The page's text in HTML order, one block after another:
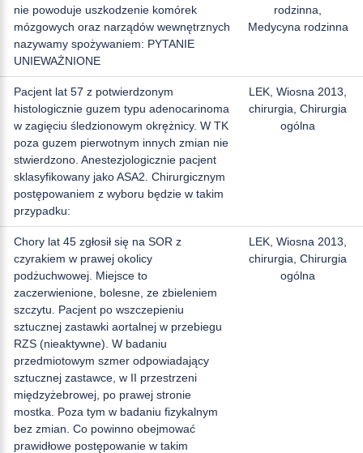
nie powoduje uszkodzenie komórek
mózgowych oraz narządów wewnętrznych
nazywamy spożywaniem: PYTANIE
UNIEWAŻNIONE
rodzinna,
Medycyna rodzinna
Pacjent lat 57 z potwierdzonym
histologicznie guzem typu adenocarinoma
w zagięciu śledzionowym okrężnicy. W TK
poza guzem pierwotnym innych zmian nie
stwierdzono. Anestezjologicznie pacjent
sklasyfikowany jako ASA2. Chirurgicznym
postępowaniem z wyboru będzie w takim
przypadku:
LEK, Wiosna 2013,
chirurgia, Chirurgia
ogólna
Chory lat 45 zgłosił się na SOR z
czyrakiem w prawej okolicy
podżuchwowej. Miejsce to
zaczerwienione, bolesne, ze zbieleniem
szczytu. Pacjent po wszczepieniu
sztucznej zastawki aortalnej w przebiegu
RZS (nieaktywne). W badaniu
przedmiotowym szmer odpowiadający
sztucznej zastawce, w II przestrzeni
międzyżebrowej, po prawej stronie
mostka. Poza tym w badaniu fizykalnym
bez zmian. Co powinno obejmować
prawidłowe postępowanie w takim
LEK, Wiosna 2013,
chirurgia, Chirurgia
ogólna